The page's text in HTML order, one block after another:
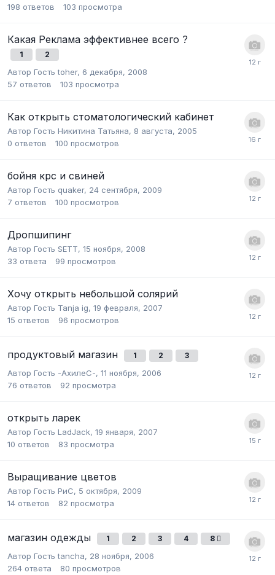
198 ответов 103 просмотра
Какая Реклама эффективнее всего ?
1 2
Автор Гость toher, 6 декабря, 2008
57 ответов 103 просмотра
Как открыть стоматологический кабинет
Автор Гость Никитина Татьяна, 8 августа, 2005
0 ответов 100 просмотров
бойня крс и свиней
Автор Гость quaker, 24 сентября, 2009
7 ответов 100 просмотров
Дропшипинг
Автор Гость SETT, 15 ноября, 2008
33 ответа 99 просмотров
Хочу открыть небольшой солярий
Автор Гость Tanja ig, 19 февраля, 2007
15 ответов 96 просмотров
продуктовый магазин 1 2 3
Автор Гость -АхилеС-, 11 ноября, 2006
76 ответов 92 просмотра
открыть ларек
Автор Гость LadJack, 19 января, 2007
10 ответов 83 просмотра
Выращивание цветов
Автор Гость РиС, 5 октября, 2009
14 ответов 82 просмотра
магазин одежды 1 2 3 4 8
Автор Гость tancha, 28 ноября, 2006
264 ответа 80 просмотров